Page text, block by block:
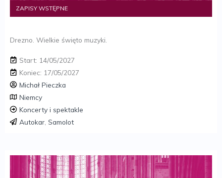
ZAPISY WSTĘPNE
Drezno. Wielkie święto muzyki.
Start: 14/05/2027
Koniec: 17/05/2027
Michał Pieczka
Niemcy
Koncerty i spektakle
Autokar Samolot